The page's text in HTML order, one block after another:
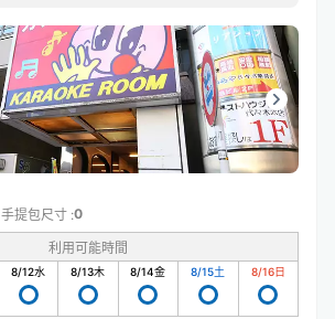
手提包尺寸 :0
利用可能時間
8/12水 8/13木 8/14金 8/15土 8/16日